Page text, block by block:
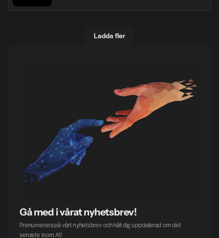
Ladda fler
Gå med i vårat nyhetsbrev!
Prenumerera på vårt nyhetsbrev och håll dig uppdaterad om det
senaste inom AI!